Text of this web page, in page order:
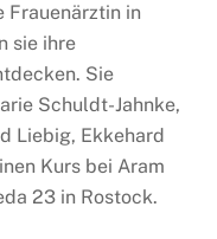
Frauenärztin in
sie ihre
Sie
Schuldt-Jahnke,
Liebig, Ekkehard
Kurs bei Aram
23 in Rostock.